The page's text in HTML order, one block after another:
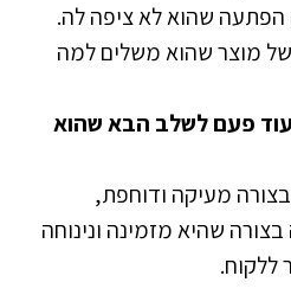
הפתעה שהוא לא ציפה לה.
של מוצר שהוא משלים למה
עוד פעם לשלב הבא שהוא
מעיקה ודוחפת,
שהיא מזמינה ונינוחה
ללקוח.